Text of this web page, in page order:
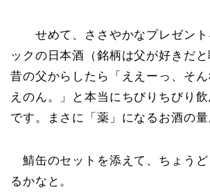
せめて、ささやかなプレゼント
ックの日本酒（銘柄は父が好きだと
昔の父からしたら「ええーっ、そん
えのん。」と本当にちびりちびり
です。まさに「薬」になるお酒の量
鯖缶のセットを添えて、ちょうど
るかなと。